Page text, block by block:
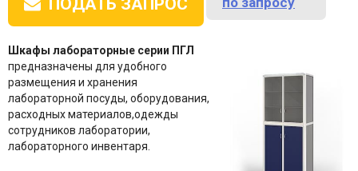
ПОДАТЬ ЗАПРОС
Шкафы лабораторные серии ПГЛ
предназначены для удобного
размещения и хранения
лабораторной посуды, оборудования,
расходных материалов,одежды
сотрудников лаборатории,
лабораторного инвентаря.